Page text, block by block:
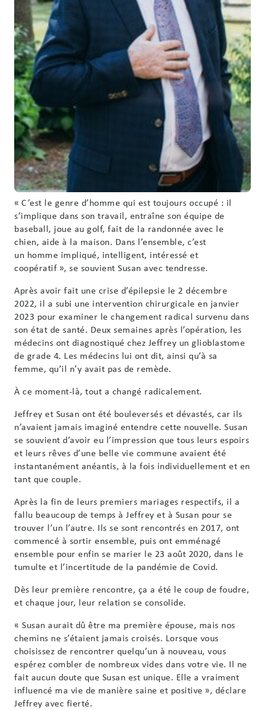
« C’est le genre d’homme qui est toujours occupé : il
s’implique dans son travail, entraîne son équipe de
baseball, joue au golf, fait de la randonnée avec le
chien, aide à la maison. Dans l’ensemble, c’est
un homme impliqué, intelligent, intéressé et
coopératif », se souvient Susan avec tendresse.
Après avoir fait une crise d’épilepsie le 2 décembre
2022, il a subi une intervention chirurgicale en janvier
2023 pour examiner le changement radical survenu dans
son état de santé. Deux semaines après l’opération, les
médecins ont diagnostiqué chez Jeffrey un glioblastome
de grade 4. Les médecins lui ont dit, ainsi qu’à sa
femme, qu’il n’y avait pas de remède.
À ce moment-là, tout a changé radicalement.
Jeffrey et Susan ont été bouleversés et dévastés, car ils
n’avaient jamais imaginé entendre cette nouvelle. Susan
se souvient d’avoir eu l’impression que tous leurs espoirs
et leurs rêves d’une belle vie commune avaient été
instantanément anéantis, à la fois individuellement et en
tant que couple.
Après la fin de leurs premiers mariages respectifs, il a
fallu beaucoup de temps à Jeffrey et à Susan pour se
trouver l’un l’autre. Ils se sont rencontrés en 2017, ont
commencé à sortir ensemble, puis ont emménagé
ensemble pour enfin se marier le 23 août 2020, dans le
tumulte et l’incertitude de la pandémie de Covid.
Dès leur première rencontre, ça a été le coup de foudre,
et chaque jour, leur relation se consolide.
« Susan aurait dû être ma première épouse, mais nos
chemins ne s’étaient jamais croisés. Lorsque vous
choisissez de rencontrer quelqu’un à nouveau, vous
espérez combler de nombreux vides dans votre vie. Il ne
fait aucun doute que Susan est unique. Elle a vraiment
influencé ma vie de manière saine et positive », déclare
Jeffrey avec fierté.